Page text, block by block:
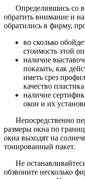
Определившись со
обратить внимание и
обратились в фирму,
во сколько
стоимость этой
наличие
показать, как
иметь срез
качество
наличие
окон и их
Непосредственно
размеры окна по
окна выходят на
тонированный пакет.
Не
обзвоните несколько